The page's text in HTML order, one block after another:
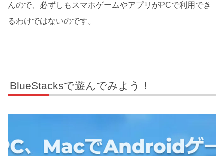
んので、必ずしもスマホゲームやアプリがPCで利用でき
るわけではないのです。
BlueStacksで遊んでみよう！